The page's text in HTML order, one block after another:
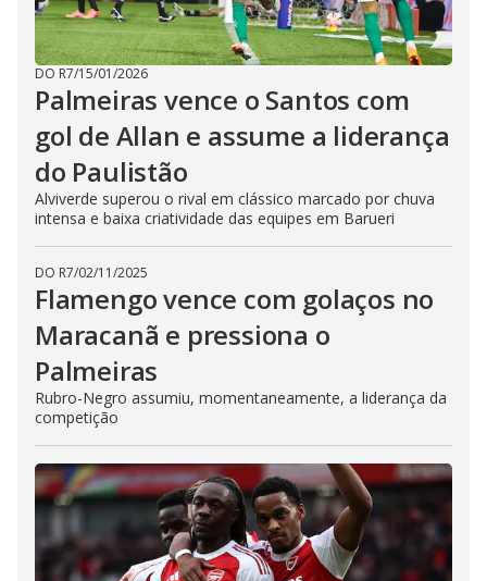
DO R7/15/01/2026
Palmeiras vence o Santos com
gol de Allan e assume a liderança
do Paulistão
Alviverde superou o rival em clássico marcado por chuva
intensa e baixa criatividade das equipes em Barueri
DO R7/02/11/2025
Flamengo vence com golaços no
Maracanã e pressiona o
Palmeiras
Rubro-Negro assumiu, momentaneamente, a liderança da
competição